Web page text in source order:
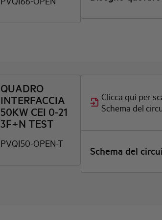
QUADRO
INTERFACCIA
50KW CEI 0-21
3F+N TEST
PVQI50-OPEN-T
Clicca qui per
Schema del
Schema del